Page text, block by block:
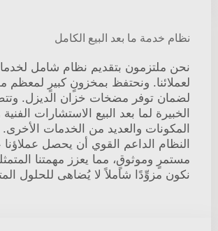
نظام خدمة ما بعد البيع الكامل
نحن ملتزمون بتقديم نظام شامل
لعملائنا. ونحتفظ بمخزونٍ كبيرٍ لمعظم
لضمان توفر مضخات خزان الديزل.
الخبيرة لما بعد البيع الاستشارات
المكونات والعديد من الخدمات
النظام الداعم القوي أن يحصل
مستمرٍ وموثوقٍ، مما يعزز مهمتنا
نكون مزوِّدًا شاملاً لا يُضاهى للحلول